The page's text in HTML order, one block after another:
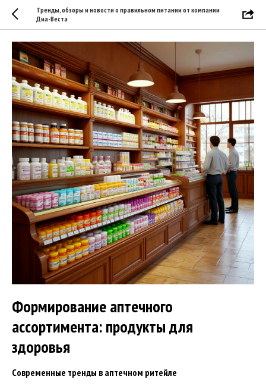
Тренды, обзоры и новости о правильном питании от компании
Диа-Веста
Формирование аптечного
ассортимента: продукты для
здоровья
Современные тренды в аптечном ритейле